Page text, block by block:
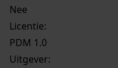
Nee
Licentie:
PDM 1.0
Uitgever: